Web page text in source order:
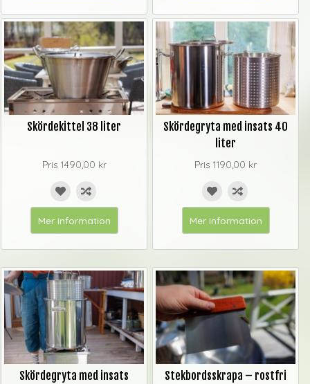
Skördekittel 38 liter
Pris 1490,00 kr
Mer information
Skördegryta med insats 40
liter
Pris 1190,00 kr
Mer information
Skördegryta med insats
Stekbordsskrapa – rostfri